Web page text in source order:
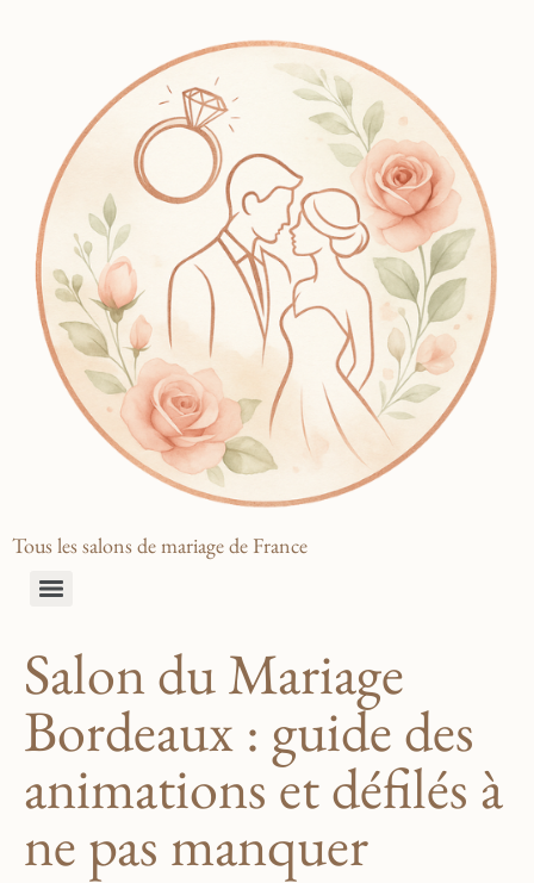
Tous les salons de mariage de France
Salon du Mariage
Bordeaux : guide des
animations et défilés à
ne pas manquer